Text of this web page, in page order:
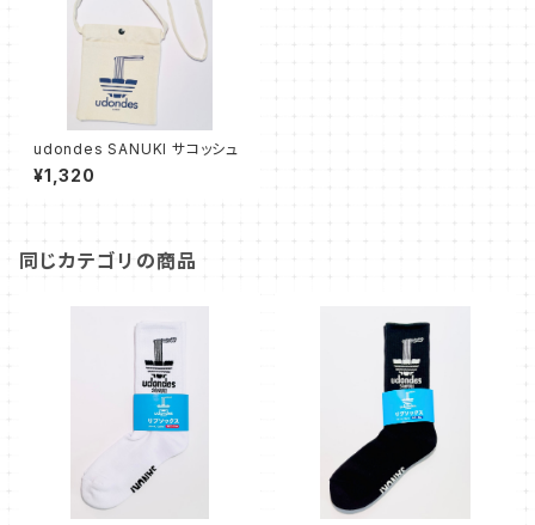
udondes SANUKI サコッシュ
¥1,320
同じカテゴリの商品